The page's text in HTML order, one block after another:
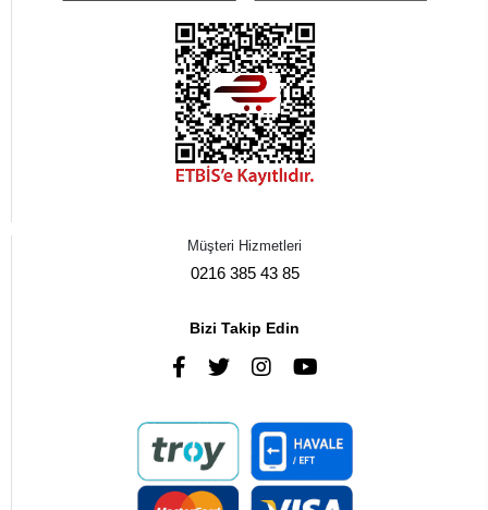
Müşteri Hizmetleri
0216 385 43 85
Bizi Takip Edin